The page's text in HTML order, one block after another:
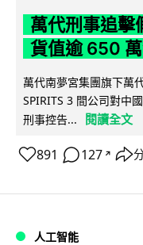
萬代刑事追擊
貨值逾 650
萬代南夢宮集團旗下萬
SPIRITS 3 間公司對中
刑事控告...
閱讀全文
891 127 ↗
人工智能